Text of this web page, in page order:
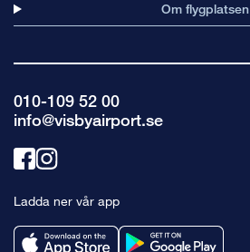
Om flygplatsen
010-109 52 00
info@visbyairport.se
Länk
facebook
Länk
instagram
Ladda ner vår app